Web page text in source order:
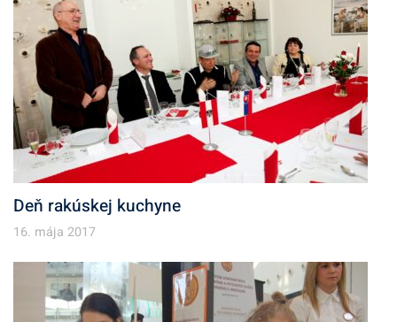
Deň rakúskej kuchyne
16. mája 2017